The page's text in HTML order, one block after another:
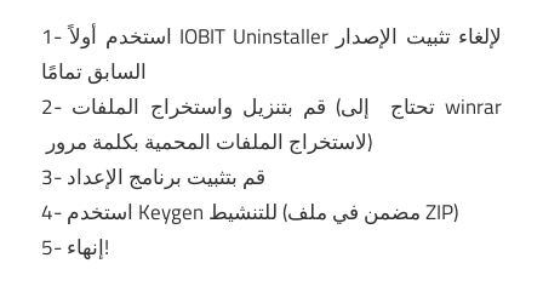
IOBIT Uninstaller لإلغاء تثبيت الإصدار
2- قم بتنزيل واستخراج الملفات (تحتاجإلى winrar
لاستخراج الملفات المحمية بكلمة مرور)
3- قم بتثبيت برنامج الإعداد
4- استخدم Keygen للتنشيط (مضمن في ملف ZIP)
5- إنهاء!